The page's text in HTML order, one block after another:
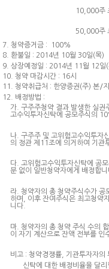
10,000주
50,000주
7. 청약증거금 : 100%
8. 환불일 : 2014년 10월 30일(목)
9. 상장예정일 : 2014년 11월 12일
10. 청약 마감시간 : 16시
11. 청약취급처 : 한양증권(주) 본/
12. 배정방법 :
가. 구주주청약 결과 발생한 실권
고수익투자신탁에 공모주식의
나. 구주주 및 고위험고수익투자
의 정관 제11조에 의거하여 기관
다. 고위험고수익투자신탁에 공
분 없이 일반청약자에게 배정합
라. 청약자의 총 청약주식수가 공
하며, 이후 잔여주식은 최고청약
니다.
마. 청약자의 총 청약 주식 수의
이 자기 계산으로 잔액 전부를 인
비고 : 청약경쟁률, 기관투자자의
신탁에 대한 배정비율을 달리